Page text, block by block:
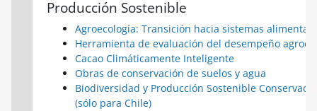
Producción Sostenible
Agroecología: Transición hacia sistemas
Herramienta de evaluación del desempeño
Cacao Climáticamente Inteligente
Obras de conservación de suelos y agua
Biodiversidad y Producción Sostenible
(sólo para Chile)